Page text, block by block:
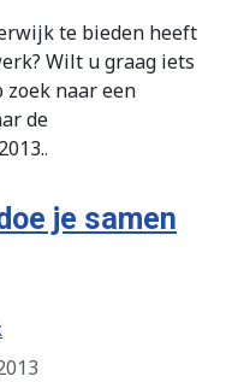
te bieden heeft
Wilt u graag iets
zoek naar een
de
.
je samen